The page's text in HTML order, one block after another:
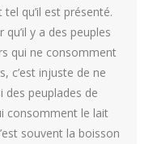
qu’il est présenté.
qu’il y a des peuples
qui ne consomment
c’est injuste de ne
des peuplades de
consomment le lait
souvent la boisson